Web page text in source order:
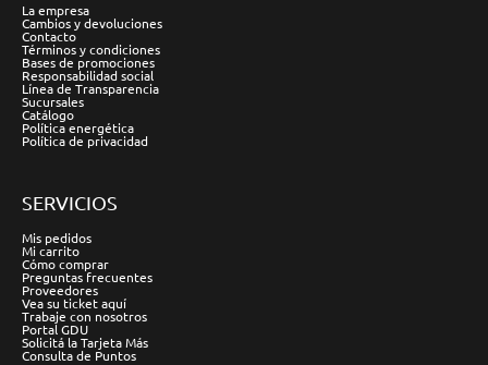
La empresa
Cambios y devoluciones
Contacto
Términos y condiciones
Bases de promociones
Responsabilidad social
Línea de Transparencia
Sucursales
Catálogo
Política energética
Política de privacidad
SERVICIOS
Mis pedidos
Mi carrito
Cómo comprar
Preguntas frecuentes
Proveedores
Vea su ticket aquí
Trabaje con nosotros
Portal GDU
Solicitá la Tarjeta Más
Consulta de Puntos